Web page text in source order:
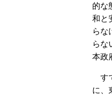
的な
和と
らな
らな
本政
す
に、